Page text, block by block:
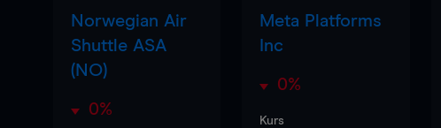
Norwegian Air
Shuttle ASA
(NO)
0%
Meta Platforms
Inc
0%
Kurs